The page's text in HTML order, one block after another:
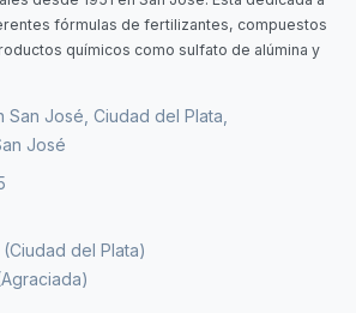
fórmulas de fertilizantes, compuestos
químicos como sulfato de alúmina y
San José, Ciudad del Plata,
José
(Ciudad del Plata)